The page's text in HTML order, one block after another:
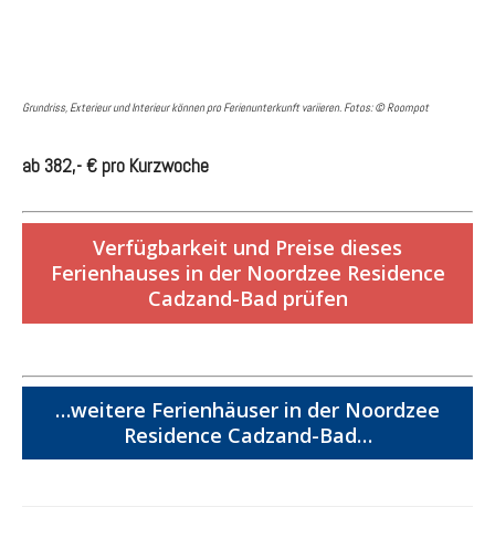
Grundriss, Exterieur und Interieur können pro Ferienunterkunft variieren. Fotos: © Roompot
ab 382,- € pro Kurzwoche
Verfügbarkeit und Preise dieses
Ferienhauses in der Noordzee Residence
Cadzand-Bad prüfen
…weitere Ferienhäuser in der Noordzee
Residence Cadzand-Bad…